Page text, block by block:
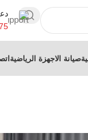
دعم
صيانة الاجهزة الرياضية